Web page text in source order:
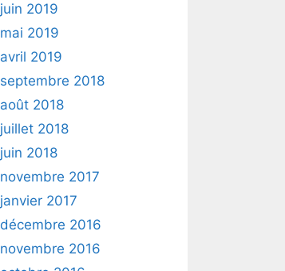
juin 2019
mai 2019
avril 2019
septembre 2018
août 2018
juillet 2018
juin 2018
novembre 2017
janvier 2017
décembre 2016
novembre 2016